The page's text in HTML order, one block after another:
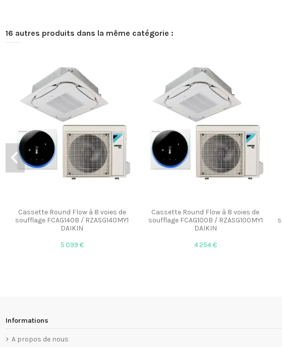
16 autres produits dans la même catégorie :
Cassette Round Flow à 8 voies de
soufflage FCAG140B / RZASG140MY1
DAIKIN
5 099 €
Cassette Round Flow à 8 voies de
soufflage FCAG100B / RZASG100MY1
DAIKIN
4 254 €
Informations
A propos de nous